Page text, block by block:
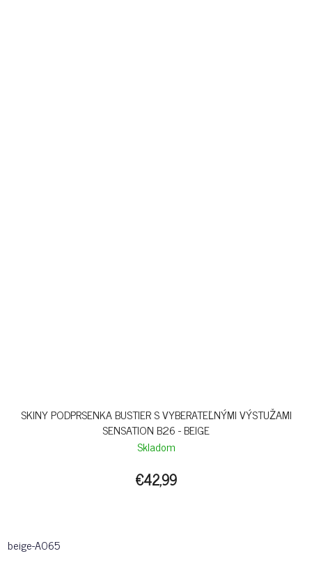
SKINY PODPRSENKA BUSTIER S VYBERATEĽNÝMI VÝSTUŽAMI
SENSATION B26 - BEIGE
Skladom
€42,99
beige-A065